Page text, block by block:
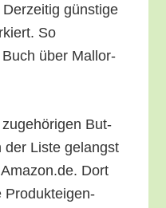
güns­ti­ge
So
Buch über Mal­lor­
zuge­hö­ri­gen But­
der Lis­te gelangst
Dort
Pro­duk­tei­gen­